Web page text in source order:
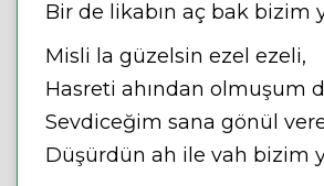
Bir de likabın aç bak bizim
Misli la güzelsin ezel ezeli,
Hasreti ahından olmuşum
Sevdiceğim sana gönül
Düşürdün ah ile vah bizim